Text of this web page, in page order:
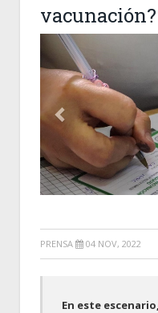
vacunación?
PRENSA 04 NOV, 2022
En este